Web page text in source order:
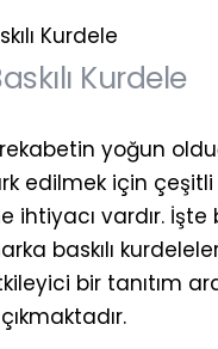
Kurdele
yoğun
edilmek için çeşitli
ihtiyacı vardır. İşte
baskılı
bir tanıtım